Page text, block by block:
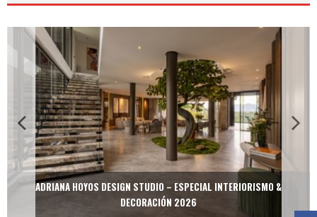
ADRIANA HOYOS DESIGN STUDIO – ESPECIAL INTERIORISMO &
DECORACIÓN 2026